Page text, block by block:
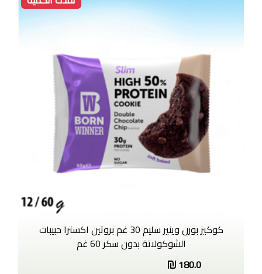
كوكيز بورن وينير سليم 30 غم بروتين اكسترا حبيبات
الشوكولاتة بدون سكر 60 غم
180.0